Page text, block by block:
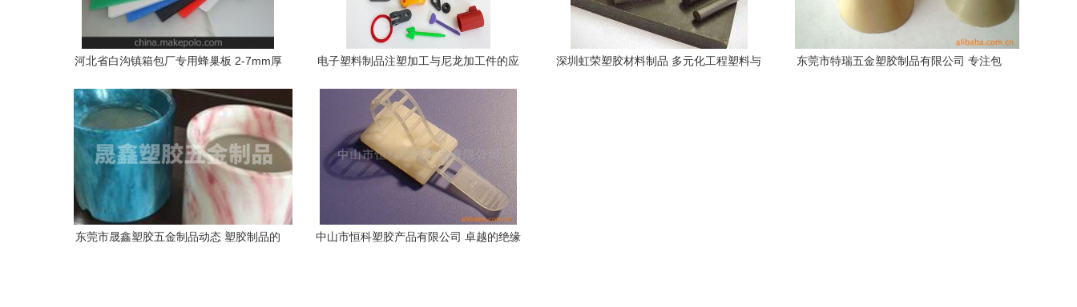
河北省白沟镇箱包厂专用蜂巢板 2-7mm厚
电子塑料制品注塑加工与尼龙加工件的应
深圳虹荣塑胶材料制品 多元化工程塑料与
东莞市特瑞五金塑胶制品有限公司 专注包
东莞市晟鑫塑胶五金制品动态 塑胶制品的
中山市恒科塑胶产品有限公司 卓越的绝缘